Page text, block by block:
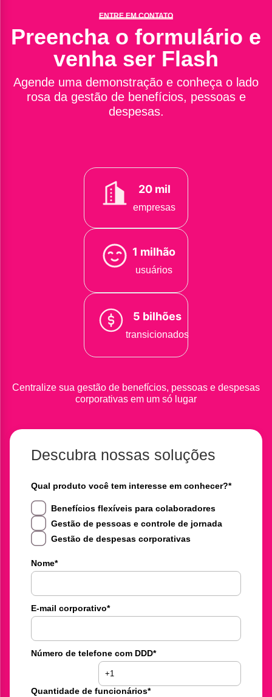
ENTRE EM CONTATO
Preencha o formulário e
venha ser Flash
Agende uma demonstração e conheça o lado
rosa da gestão de benefícios, pessoas e
despesas.
20 mil
empresas
1 milhão
usuários
5 bilhões
transicionados
Centralize sua gestão de benefícios, pessoas e despesas
corporativas em um só lugar
Descubra nossas soluções
Qual produto você tem interesse em conhecer?*
Benefícios flexíveis para colaboradores
Gestão de pessoas e controle de jornada
Gestão de despesas corporativas
Nome*
E-mail corporativo*
Número de telefone com DDD*
Quantidade de funcionários*